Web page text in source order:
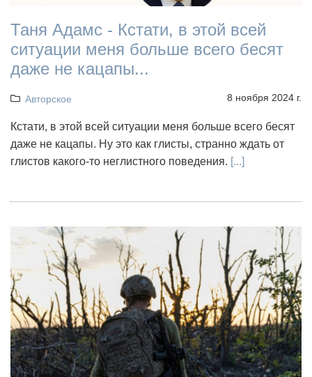
Таня Адамс - Кстати, в этой всей
ситуации меня больше всего бесят
даже не кацапы...
Авторское 8 ноября 2024 г.
Кстати, в этой всей ситуации меня больше всего бесят
даже не кацапы. Ну это как глисты, странно ждать от
глистов какого-то неглистного поведения. [...]